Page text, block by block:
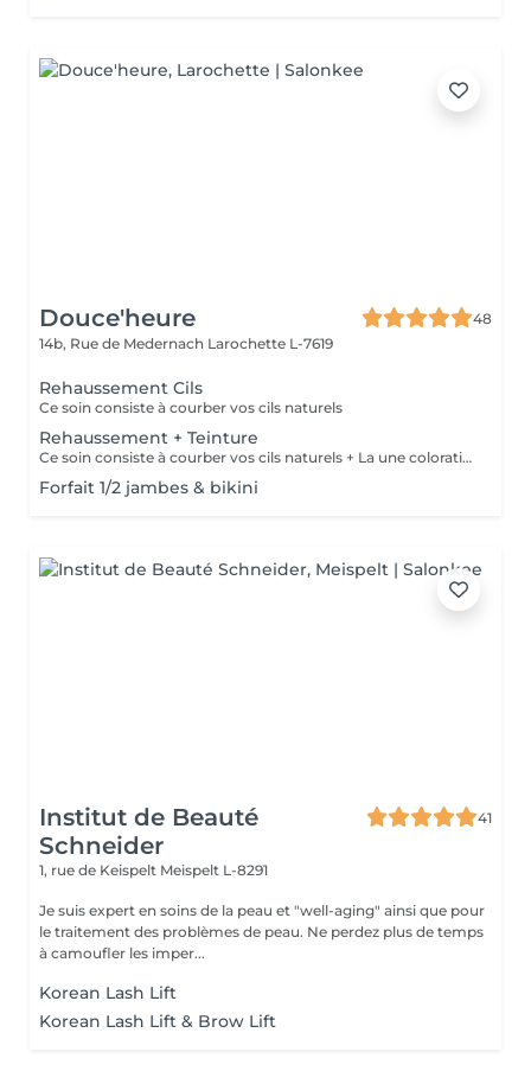
Douce'heure
48
14b, Rue de Medernach Larochette L-7619
Rehaussement Cils
Ce soin consiste à courber vos cils naturels
Rehaussement + Teinture
Ce soin consiste à courber vos cils naturels + La une coloration des cils
Forfait 1/2 jambes & bikini
Institut de Beauté
Schneider
41
1, rue de Keispelt Meispelt L-8291
Je suis expert en soins de la peau et "well-aging" ainsi que pour
le traitement des problèmes de peau. Ne perdez plus de temps
à camoufler les imper...
Korean Lash Lift
Korean Lash Lift & Brow Lift